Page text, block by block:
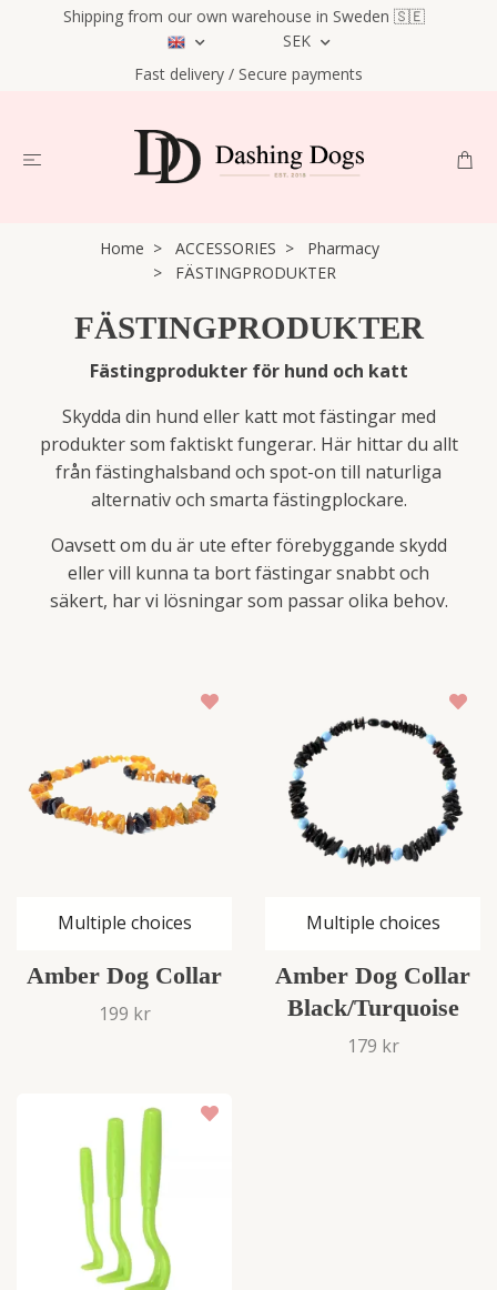
Shipping from our own warehouse in Sweden 🇸🇪
SEK
Fast delivery / Secure payments
Home ACCESSORIES
Pharmacy
FÄSTINGPRODUKTER
FÄSTINGPRODUKTER
Fästingprodukter för hund och katt
Skydda din hund eller katt mot fästingar med
produkter som faktiskt fungerar. Här hittar du allt
från fästinghalsband och spot-on till naturliga
alternativ och smarta fästingplockare.
Oavsett om du är ute efter förebyggande skydd
eller vill kunna ta bort fästingar snabbt och
säkert, har vi lösningar som passar olika behov.
Multiple choices
Amber Dog Collar
199 kr
Multiple choices
Amber Dog Collar
Black/Turquoise
179 kr